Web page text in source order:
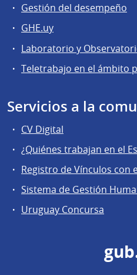
Gestión del desempeño
GHE.uy
Laboratorio y
Teletrabajo en el ámbito
Servicios a la
CV Digital
¿Quiénes trabajan en el
Registro de Vínculos con
Sistema de Gestión
Uruguay Concursa